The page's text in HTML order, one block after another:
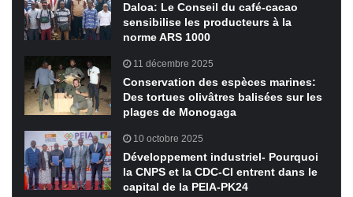
Daloa: Le Conseil du café-cacao
sensibilise les producteurs à la
norme ARS 1000
11 décembre 2025
Conservation des espèces marines:
Des tortues olivâtres balisées sur les
plages de Monogaga
10 octobre 2025
Développement industriel- Pourquoi
la CNPS et la CDC-CI entrent dans le
capital de la PEIA-PK24